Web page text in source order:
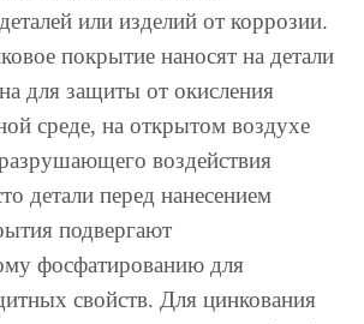
или изделий от коррозии.
покрытие наносят на детали
для защиты от окисления
среде, на открытом воздухе
воздействия
детали перед нанесением
подвергают
фосфатированию для
свойств. Для цинкования